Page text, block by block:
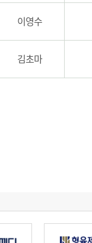
이영수
김초마